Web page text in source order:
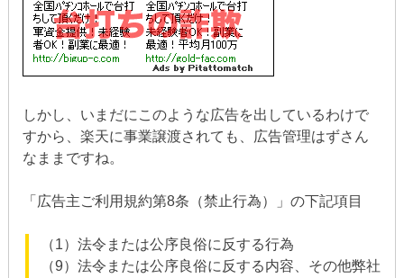
しかし、いまだにこのような広告を出しているわけで
すから、楽天に事業譲渡されても、広告管理はずさん
なままですね。
「広告主ご利用規約第8条（禁止行為）」の下記項目
（1）法令または公序良俗に反する行為
（9）法令または公序良俗に反する内容、その他弊社